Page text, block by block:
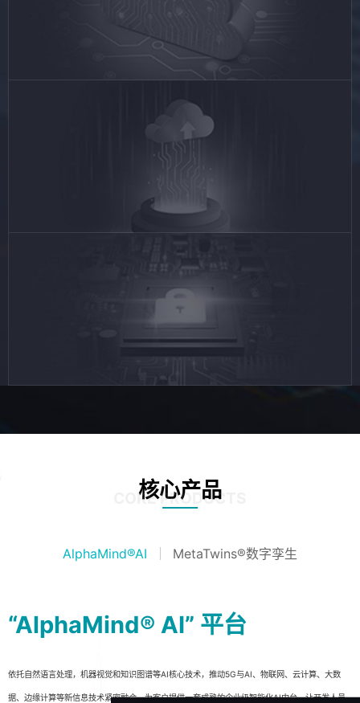
核心产品
CORE PRODUCTS
AlphaMind®AI MetaTwins®数字孪生
“AlphaMind® AI” 平台
依托自然语言处理，机器视觉和知识图谱等AI核心技术，推动5G与AI、物联网、云计算、大数
据、边缘计算等新信息技术紧密融合，为客户提供一套成熟的企业级智能化AI中台，让开发人员